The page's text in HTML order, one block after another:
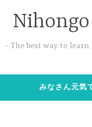
The best way to learn
みなさん元気